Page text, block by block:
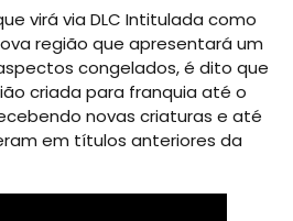
virá via DLC Intitulada como
região que apresentará um
congelados, é dito que
criada para franquia até o
novas criaturas e até
em títulos anteriores da